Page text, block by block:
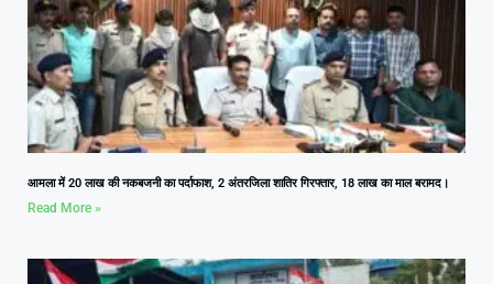
आमला में 20 लाख की नकबजनी का पर्दाफाश, 2 अंतरजिला शातिर गिरफ्तार, 18 लाख का माल बरामद।
Read More »